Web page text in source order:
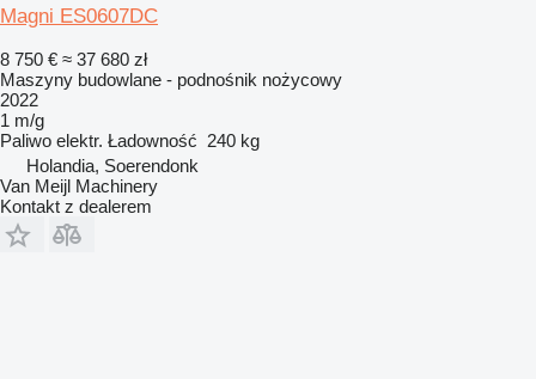
Magni ES0607DC
8 750 € ≈ 37 680 zł
Maszyny budowlane - podnośnik nożycowy
2022
1 m/g
Paliwo elektr. Ładowność 240 kg
Holandia, Soerendonk
Van Meijl Machinery
Kontakt z dealerem